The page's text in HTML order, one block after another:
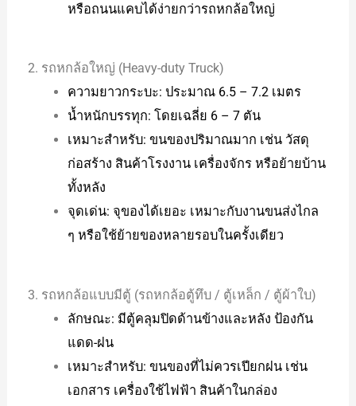
หรือถนนแคบได้ง่ายกว่ารถหกล้อใหญ่
2. รถหกล้อใหญ่ (Heavy-duty Truck)
ความยาวกระบะ: ประมาณ 6.5 – 7.2 เมตร
น้ำหนักบรรทุก: โดยเฉลี่ย 6 – 7 ตัน
เหมาะสำหรับ: ขนของปริมาณมาก เช่น วัสดุ
ก่อสร้าง สินค้าโรงงาน เครื่องจักร หรือย้ายบ้าน
ทั้งหลัง
จุดเด่น: จุของได้เยอะ เหมาะกับงานขนส่งไกล
ๆ หรือใช้ย้ายของหลายรอบในครั้งเดียว
3. รถหกล้อแบบมีตู้ (รถหกล้อตู้ทึบ / ตู้เหล็ก / ตู้ผ้าใบ)
ลักษณะ: มีตู้คลุมปิดด้านข้างและหลัง ป้องกัน
แดด-ฝน
เหมาะสำหรับ: ขนของที่ไม่ควรเปียกฝน เช่น
เอกสาร เครื่องใช้ไฟฟ้า สินค้าในกล่อง